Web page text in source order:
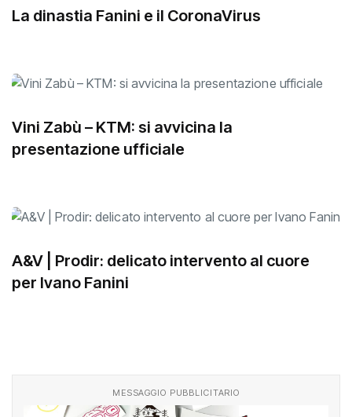
La dinastia Fanini e il CoronaVirus
Vini Zabù – KTM: si avvicina la
presentazione ufficiale
A&V | Prodir: delicato intervento al cuore
per Ivano Fanini
MESSAGGIO PUBBLICITARIO